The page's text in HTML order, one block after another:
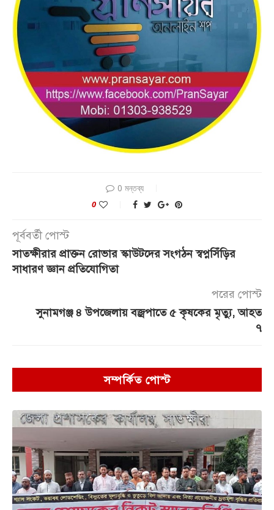
0 মন্তব্য
0
পূর্ববর্তী পোস্ট
সাতক্ষীরার প্রাক্তন রোভার স্কাউটদের সংগঠন স্বপ্নসিঁড়ির
সাধারণ জ্ঞান প্রতিযোগিতা
পরের পোস্ট
সুনামগঞ্জ ৪ উপজেলায় বজ্রপাতে ৫ কৃষকের মৃত্যু, আহত
৭
সম্পর্কিত পোস্ট